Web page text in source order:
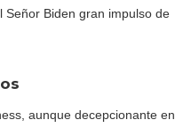
Biden gran impulso de
aunque decepcionante en